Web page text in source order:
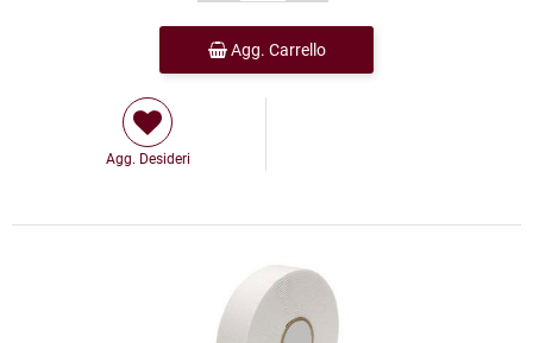
Agg. Carrello
Agg. Desideri